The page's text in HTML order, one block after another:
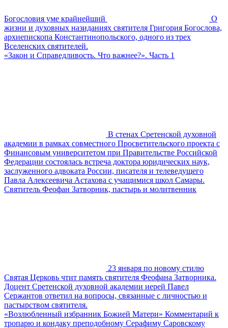
Богословия уме крайнейший
О
жизни и духовных назиданиях святителя Григория Богослова,
архиепископа Константинопольского, одного из трех
Вселенских святителей.
«Закон и Справедливость. Что важнее?». Часть 1
В стенах Сретенской духовной
академии в рамках совместного Просветительского проекта с
Финансовым университетом при Правительстве Российской
Федерации состоялась встреча доктора юридических наук,
заслуженного адвоката России, писателя и телеведущего
Павла Алексеевича Астахова с учащимися школ Самары.
Святитель Феофан Затворник, пастырь и молитвенник
23 января по новому стилю
Святая Церковь чтит память святителя Феофана Затворника.
Доцент Сретенской духовной академии иерей Павел
Сержантов ответил на вопросы, связанные с личностью и
пастырством святителя.
«Возлюбленный избранник Божией Матери» Комментарий к
тропарю и кондаку преподобному Серафиму Саровскому